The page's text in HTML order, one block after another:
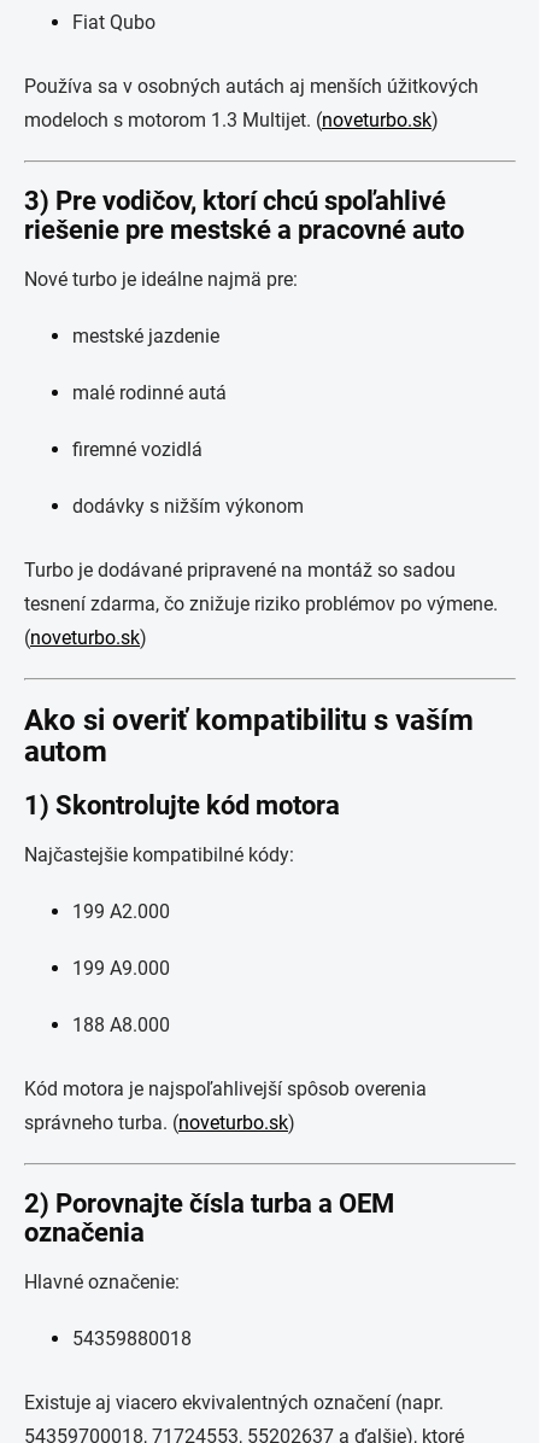
Fiat Qubo
Používa sa v osobných autách aj menších úžitkových
modeloch s motorom 1.3 Multijet. (noveturbo.sk)
3) Pre vodičov, ktorí chcú spoľahlivé
riešenie pre mestské a pracovné auto
Nové turbo je ideálne najmä pre:
mestské jazdenie
malé rodinné autá
firemné vozidlá
dodávky s nižším výkonom
Turbo je dodávané pripravené na montáž so sadou
tesnení zdarma, čo znižuje riziko problémov po výmene.
(noveturbo.sk)
Ako si overiť kompatibilitu s vaším
autom
1) Skontrolujte kód motora
Najčastejšie kompatibilné kódy:
199 A2.000
199 A9.000
188 A8.000
Kód motora je najspoľahlivejší spôsob overenia
správneho turba. (noveturbo.sk)
2) Porovnajte čísla turba a OEM
označenia
Hlavné označenie:
54359880018
Existuje aj viacero ekvivalentných označení (napr.
54359700018, 71724553, 55202637 a ďalšie), ktoré